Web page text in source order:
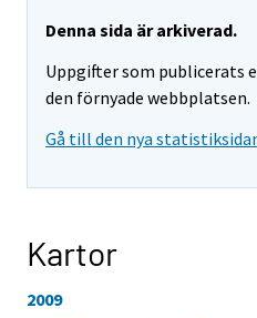
Denna sida är arkiverad.
Uppgifter som publicerats
den förnyade webbplatsen.
Gå till den nya
Kartor
2009